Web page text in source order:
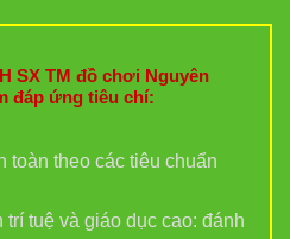
TM đồ chơi Nguyên
đáp ứng tiêu chí:
toàn theo các tiêu chuẩn
trí tuệ và giáo dục cao: đánh